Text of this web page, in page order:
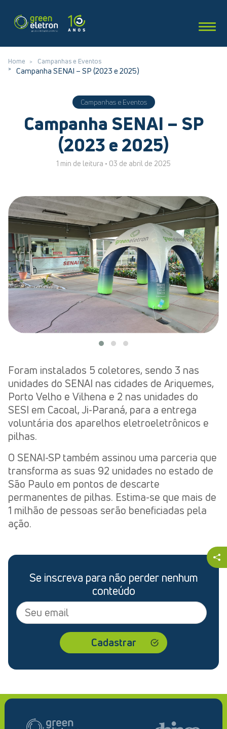
Home Campanhas e Eventos
Campanha SENAI – SP (2023 e 2025)
Campanhas e Eventos
Campanha SENAI – SP
(2023 e 2025)
1 min de leitura • 03 de abril de 2025
Foram instalados 5 coletores, sendo 3 nas
unidades do SENAI nas cidades de Ariquemes,
Porto Velho e Vilhena e 2 nas unidades do
SESI em Cacoal, Ji-Paraná, para a entrega
voluntária dos aparelhos eletroeletrônicos e
pilhas.
O SENAI-SP também assinou uma parceria que
transforma as suas 92 unidades no estado de
São Paulo em pontos de descarte
permanentes de pilhas. Estima-se que mais de
1 milhão de pessoas serão beneficiadas pela
ação.
Se inscreva para não perder nenhum
conteúdo